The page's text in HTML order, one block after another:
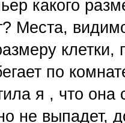
какого
Места,
клетки,
по
я , что она
не выпадет,